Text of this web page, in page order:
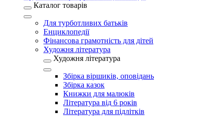
Каталог товарів
Для турботливих батьків
Енциклопедії
Фінансова грамотність для дітей
Художня література
Художня література
Збірка віршиків, оповідань
Збірка казок
Книжки для малюків
Література від 6 років
Література для підлітків